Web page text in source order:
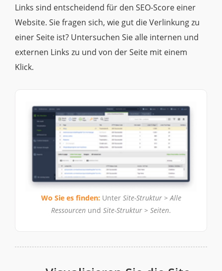
Links sind entscheidend für den SEO-Score einer
Website. Sie fragen sich, wie gut die Verlinkung zu
einer Seite ist? Untersuchen Sie alle internen und
externen Links zu und von der Seite mit einem
Klick.
Wo Sie es finden:Unter Site-Struktur > Alle
Ressourcen und Site-Struktur > Seiten.